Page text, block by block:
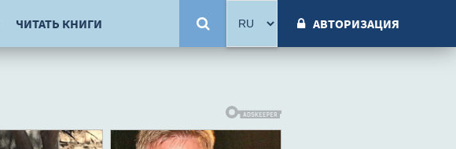
ЧИТАТЬ КНИГИ АВТОРИЗАЦИЯ